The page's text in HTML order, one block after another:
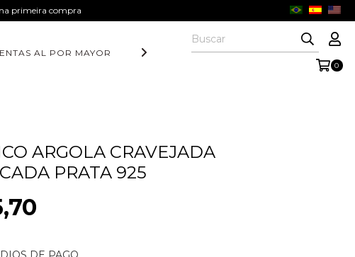
na primeira compra
AL POR MAYOR DIA DOS PAIS COLEÇÃO AURORA
0
ARGOLA CRAVEJADA
PRATA 925